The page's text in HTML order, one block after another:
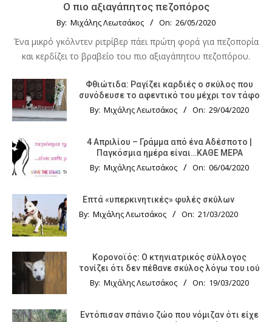
Ο πιο αξιαγάπητος πεζοπόρος
By: Μιχάλης Λεωτσάκος On: 26/05/2020
Ένα μικρό γκόλντεν ριτρίβερ πάει πρώτη φορά για πεζοπορία
και κερδίζει το βραβείο του πιο αξιαγάπητου πεζοπόρου.
Φθιώτιδα: Ραγίζει καρδιές ο σκύλος που
συνόδευσε το αφεντικό του μέχρι τον τάφο
By: Μιχάλης Λεωτσάκος On: 29/04/2020
4 Απριλίου – Γράμμα από ένα Αδέσποτο |
Παγκόσμια ημέρα είναι…ΚΑΘΕ ΜΕΡΑ
By: Μιχάλης Λεωτσάκος On: 06/04/2020
Επτά «υπερκινητικές» φυλές σκύλων
By: Μιχάλης Λεωτσάκος On: 21/03/2020
Κορονοϊός: Ο κτηνιατρικός σύλλογος
τονίζει ότι δεν πέθανε σκύλος λόγω του ιού
By: Μιχάλης Λεωτσάκος On: 19/03/2020
Εντόπισαν σπάνιο ζώο που νόμιζαν ότι είχε